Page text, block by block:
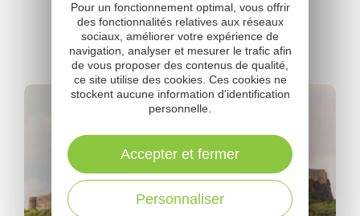
Pour allerplus loin
Pour un fonctionnement optimal, vous offrir
des fonctionnalités relatives aux réseaux
sociaux, améliorer votre expérience de
navigation, analyser et mesurer le trafic afin
de vous proposer des contenus de qualité,
ce site utilise des cookies. Ces cookies ne
stockent aucune information d'identification
personnelle.
Personnaliser
Accepter et fermer